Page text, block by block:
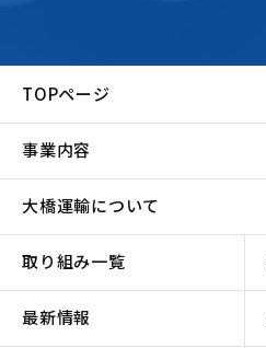
TOPページ
事業内容
大橋運輸について
取り組み一覧
最新情報